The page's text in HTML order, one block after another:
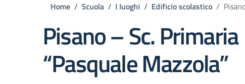
Home Scuola I luoghi Edificio scolastico
Pisano – Sc. Primaria
“Pasquale Mazzola”